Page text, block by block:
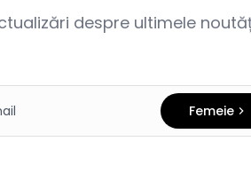
despre ultimele
Femeie